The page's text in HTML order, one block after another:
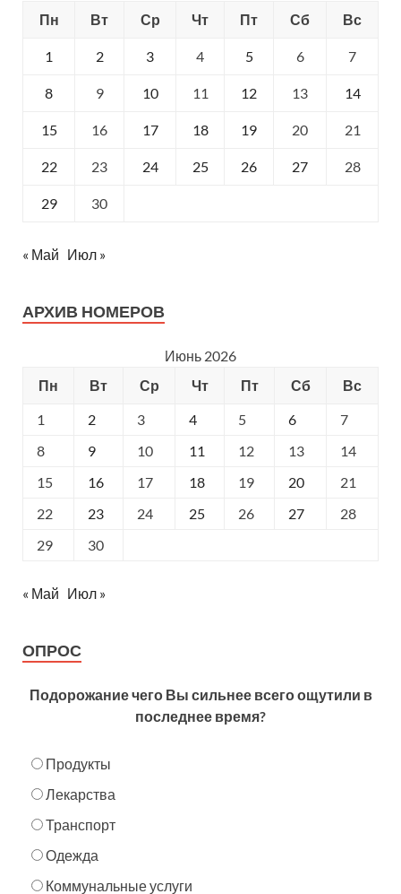
Пн
Вт Ср Чт Пт Сб Вс
1 2 3 4 5 6 7
8 9 10 11 12 13 14
15 16 17 18 19 20 21
22 23 24 25 26 27 28
29 30
« Май Июл »
АРХИВ НОМЕРОВ
Июнь 2026
Пн
Вт Ср Чт Пт Сб
Вс
1
2 3 4 5 6
7
8
9 10 11 12 13
14
15
16 17 18 19 20
21
22
23 24 25 26 27
28
29
30
« Май Июл »
ОПРОС
Подорожание чего Вы сильнее всего ощутили в
последнее время?
Продукты
Лекарства
Транспорт
Одежда
Коммунальные услуги